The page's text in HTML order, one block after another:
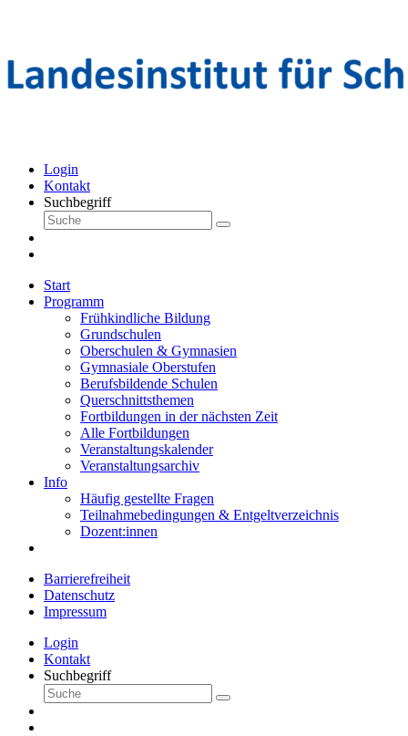
Login
Kontakt
Suchbegriff
Start
Programm
Frühkindliche Bildung
Grundschulen
Oberschulen & Gymnasien
Gymnasiale Oberstufen
Berufsbildende Schulen
Querschnittsthemen
Fortbildungen in der nächsten Zeit
Alle Fortbildungen
Veranstaltungskalender
Veranstaltungsarchiv
Info
Häufig gestellte Fragen
Teilnahmebedingungen & Entgeltverzeichnis
Dozent:innen
Barrierefreiheit
Datenschutz
Impressum
Login
Kontakt
Suchbegriff